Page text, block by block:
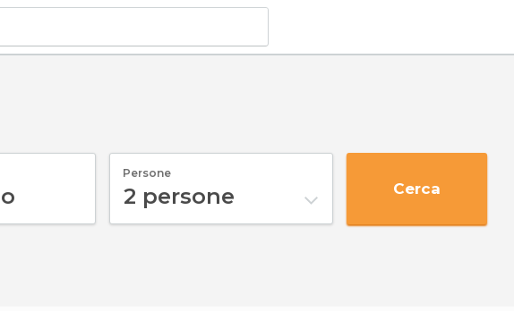
Persone
2 persone Cerca